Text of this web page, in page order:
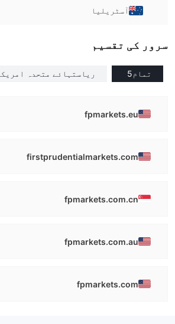
آسٹریلیا
سرور کی تقسیم
تمام5 ریاستہائے متحدہ امریکہ
fpmarkets.eu
firstprudentialmarkets.com
fpmarkets.com.cn
fpmarkets.com.au
fpmarkets.com